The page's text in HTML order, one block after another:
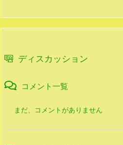
ディスカッション
コメント一覧
まだ、コメントがありません